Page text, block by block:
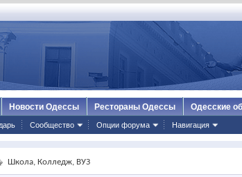
Сообщество Опции форума Навигация
Новости Одессы Рестораны Одессы Одесские
Школа, Колледж, ВУЗ